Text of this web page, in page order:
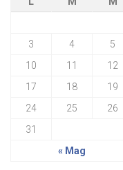
« Mag
3
4 5
10
11 12
17
18 19
24
25 26
31